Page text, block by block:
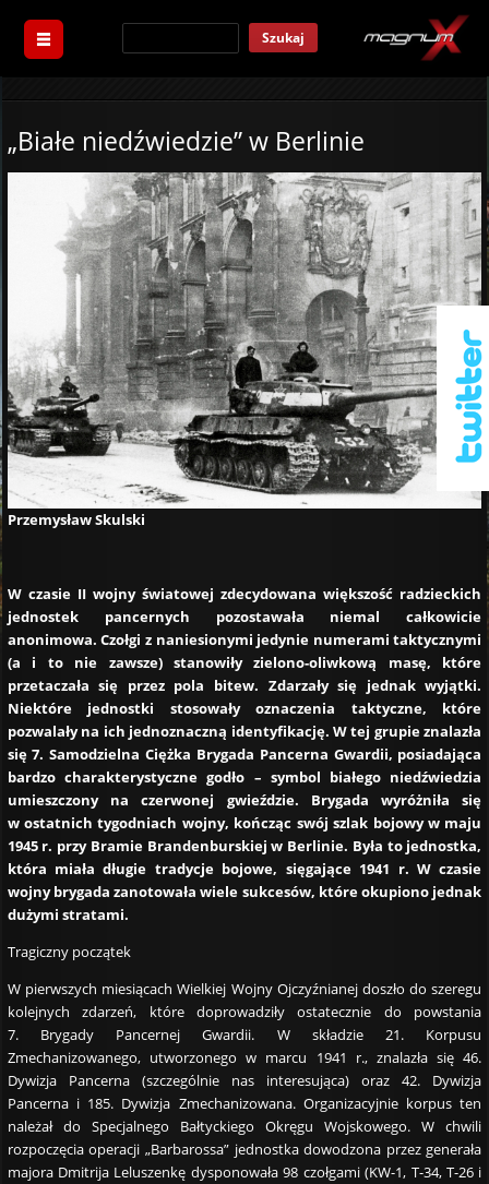
Szukaj
„Białe niedźwiedzie” w Berlinie
Przemysław Skulski
W czasie II wojny światowej zdecydowana większość radzieckich
jednostek pancernych pozostawała niemal całkowicie
anonimowa. Czołgi z naniesionymi jedynie numerami taktycznymi
(a i to nie zawsze) stanowiły zielono-oliwkową masę, które
przetaczała się przez pola bitew. Zdarzały się jednak wyjątki.
Niektóre jednostki stosowały oznaczenia taktyczne, które
pozwalały na ich jednoznaczną identyfikację. W tej grupie znalazła
się 7. Samodzielna Ciężka Brygada Pancerna Gwardii, posiadająca
bardzo charakterystyczne godło – symbol białego niedźwiedzia
umieszczony na czerwonej gwieździe. Brygada wyróżniła się
w ostatnich tygodniach wojny, kończąc swój szlak bojowy w maju
1945 r. przy Bramie Brandenburskiej w Berlinie. Była to jednostka,
która miała długie tradycje bojowe, sięgające 1941 r. W czasie
wojny brygada zanotowała wiele sukcesów, które okupiono jednak
dużymi stratami.
Tragiczny początek
W pierwszych miesiącach Wielkiej Wojny Ojczyźnianej doszło do szeregu
kolejnych zdarzeń, które doprowadziły ostatecznie do powstania
7. Brygady Pancernej Gwardii. W składzie 21. Korpusu
Zmechanizowanego, utworzonego w marcu 1941 r., znalazła się 46.
Dywizja Pancerna (szczególnie nas interesująca) oraz 42. Dywizja
Pancerna i 185. Dywizja Zmechanizowana. Organizacyjnie korpus ten
należał do Specjalnego Bałtyckiego Okręgu Wojskowego. W chwili
rozpoczęcia operacji „Barbarossa” jednostka dowodzona przez generała
majora Dmitrija Leluszenkę dysponowała 98 czołgami (KW-1, T-34, T-26 i